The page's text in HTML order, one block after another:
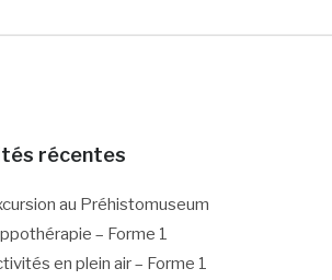
récentes
au Préhistomuseum
– Forme 1
en plein air – Forme 1